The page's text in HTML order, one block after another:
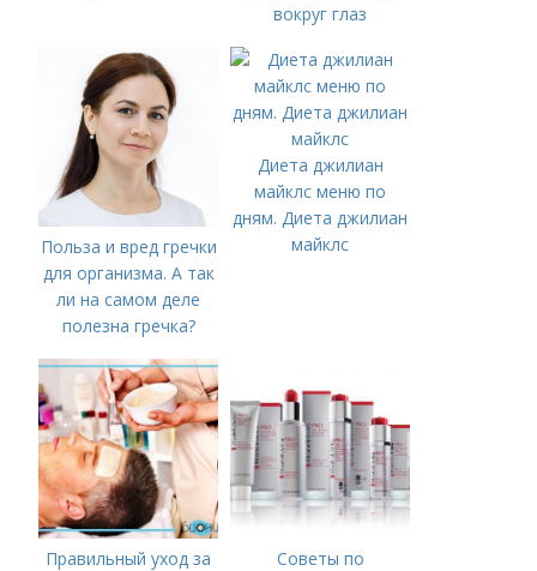
вокруг глаз
Польза и вред гречки
для организма. А так
ли на самом деле
полезна гречка?
Диета джилиан
майклс меню по
дням. Диета джилиан
майклс
Правильный уход за
Советы по